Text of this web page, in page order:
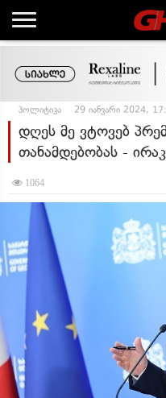
პოლიტიკა 29 იანვარი 2024,
დღეს მე ვტოვებ
თანამდებობას -
1064